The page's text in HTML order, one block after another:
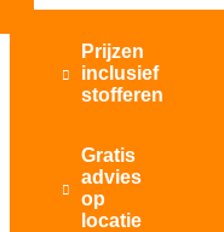

Prijzen
inclusief
stofferen

Gratis
advies
op
locatie